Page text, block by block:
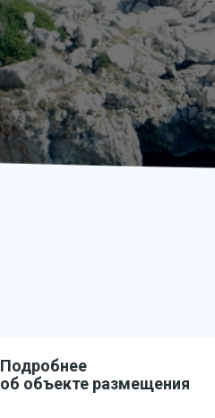
Подробнее
об объекте размещения